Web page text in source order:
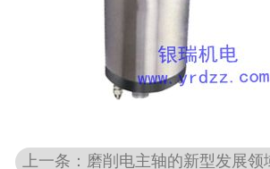
上一条：磨削电主轴的新型发展领